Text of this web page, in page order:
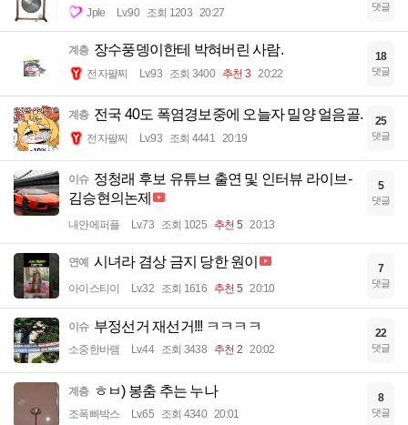
Jple Lv.90 조회 1203 20:27 댓글
계층 장수풍뎅이한테 박혀버린 사람.
전자팔찌 Lv.93 조회 3400 추천 3 20:22
18
댓글
계층 전국 40도 폭염경보중에 오늘자 밀양 얼음골.
전자팔찌 Lv.93 조회 4441 20:19
25
댓글
이슈 정청래 후보 유튜브 출연 및 인터뷰 라이브-
김승현의논제
내안에퍼플 Lv.73 조회 1025 추천 5 20:13
5
댓글
연예 시녀라 겸상 금지 당한 원이
아이스티이 Lv.32 조회 1616 추천 5 20:10
7
댓글
이슈 부정선거 재선거!!! ㅋㅋㅋㅋ
소중한바램 Lv.44 조회 3438 추천 2 20:02
22
댓글
계층 ㅎㅂ) 봉춤 추는 누나
조폭빠박스 Lv.65 조회 4340 20:01
8
댓글